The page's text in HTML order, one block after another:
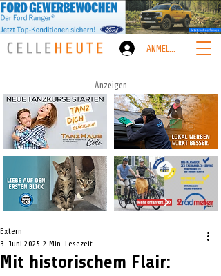
ANMELDEN
Anzeigen
Mit historischem Flair:
Extern
3. Juni 2025 2 Min. Lesezeit